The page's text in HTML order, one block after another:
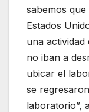
sabemos
Estados
una
no iban a
ubicar el
se
laboratorio”,